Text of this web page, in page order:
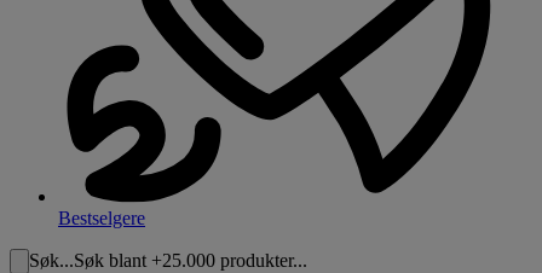
Bestselgere
Søk...Søk blant +25.000 produkter...